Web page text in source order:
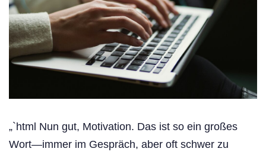
„`html Nun gut, Motivation. Das ist so ein großes
Wort—immer im Gespräch, aber oft schwer zu